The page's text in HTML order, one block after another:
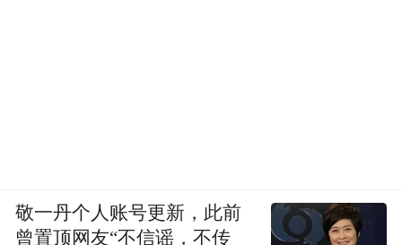
敬一丹个人账号更新，此前
曾置顶网友“不信谣，不传